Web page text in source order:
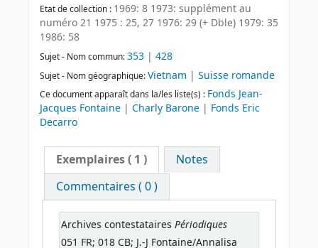
Etat de collection : 1969: 8 1973: supplément au
numéro 21 1975 : 25, 27 1976: 29 (+ Dble) 1979: 35
1986: 58
Sujet - Nom commun:353 | 428
Sujet - Nom géographique:Vietnam | Suisse romande
Ce document apparaît dans la/les liste(s) : Fonds Jean-
Jacques Fontaine | Charly Barone | Fonds Eric
Decarro
Exemplaires( 1 )
Notes
Commentaires ( 0 )
Archives contestataires Périodiques
051 FR; 018 CB; J.-J Fontaine/Annalisa